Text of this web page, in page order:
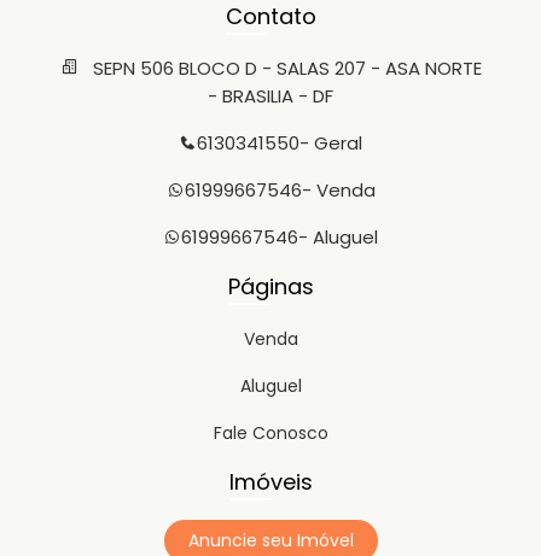
Contato
SEPN 506 BLOCO D - SALAS 207 - ASA NORTE
- BRASILIA - DF
6130341550- Geral
61999667546- Venda
61999667546- Aluguel
Páginas
Venda
Aluguel
Fale Conosco
Imóveis
Anuncie seu Imóvel